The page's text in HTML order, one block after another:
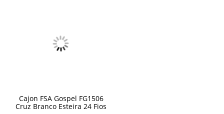
Cajon FSA Gospel FG1506
Cruz Branco Esteira 24 Fios